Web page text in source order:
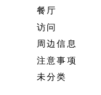
餐厅
访问
周边信息
注意事项
未分类